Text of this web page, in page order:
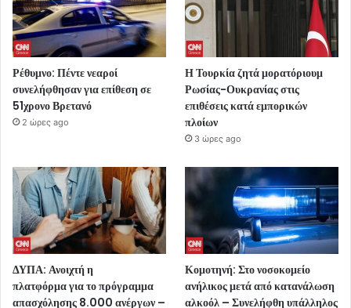
Ρέθυμνο: Πέντε νεαροί
συνελήφθησαν για επίθεση σε
51χρονο Βρετανό
2 ώρες ago
Η Τουρκία ζητά μορατόριουμ
Ρωσίας-Ουκρανίας στις
επιθέσεις κατά εμπορικών
πλοίων
3 ώρες ago
ΔΥΠΑ: Ανοιχτή η
πλατφόρμα για το πρόγραμμα
απασχόλησης 8.000 ανέργων –
Κομοτηνή: Στο νοσοκομείο
ανήλικος μετά από κατανάλωση
αλκοόλ – Συνελήφθη υπάλληλος